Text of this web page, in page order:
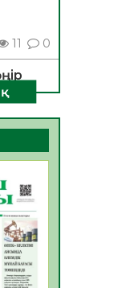
11 0
25 0
–
23
26